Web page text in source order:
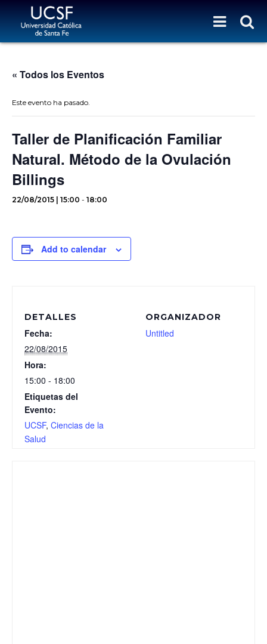
« Todos los Eventos
Este evento ha pasado.
Taller de Planificación Familiar
Natural. Método de la Ovulación
Billings
22/08/2015 | 15:00 - 18:00
Add to calendar
DETALLES
Fecha:
22/08/2015
Hora:
15:00 - 18:00
Etiquetas del
Evento:
UCSF, Ciencias de la
Salud
ORGANIZADOR
Untitled